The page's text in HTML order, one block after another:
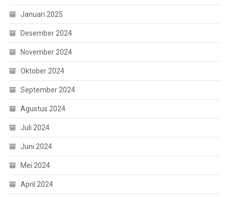
Januari 2025
Desember 2024
November 2024
Oktober 2024
September 2024
Agustus 2024
Juli 2024
Juni 2024
Mei 2024
April 2024